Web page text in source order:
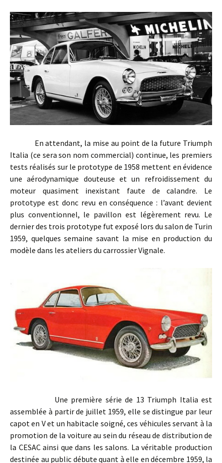
En attendant, la mise au point de la future Triumph
Italia (ce sera son nom commercial) continue, les premiers
tests réalisés sur le prototype de 1958 mettent en évidence
une aérodynamique douteuse et un refroidissement du
moteur quasiment inexistant faute de calandre. Le
prototype est donc revu en conséquence : l’avant devient
plus conventionnel, le pavillon est légèrement revu. Le
dernier des trois prototype fut exposé lors du salon de Turin
1959, quelques semaine savant la mise en production du
modèle dans les ateliers du carrossier Vignale.
Une première série de 13 Triumph Italia est
assemblée à partir de juillet 1959, elle se distingue par leur
capot en V et un habitacle soigné, ces véhicules servant à la
promotion de la voiture au sein du réseau de distribution de
la CESAC ainsi que dans les salons. La véritable production
destinée au public débute quant à elle en décembre 1959, la